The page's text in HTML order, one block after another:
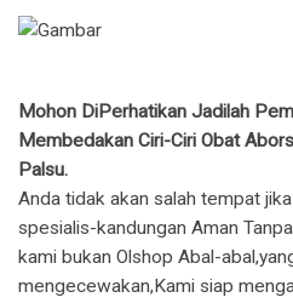
Mohon DiPerhatikan Jadilah
Membedakan Ciri-Ciri Obat
Palsu.
Anda tidak akan salah tempat
spesialis-kandungan Aman
kami bukan Olshop Abal-
mengecewakan,Kami siap